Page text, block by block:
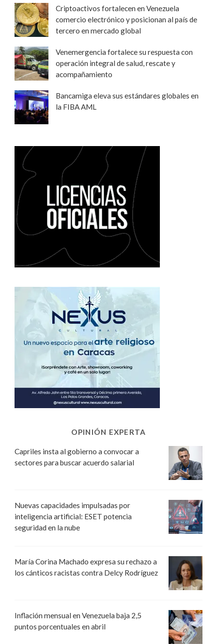
Criptoactivos fortalecen en Venezuela
comercio electrónico y posicionan al país de
tercero en mercado global
Venemergencia fortalece su respuesta con
operación integral de salud, rescate y
acompañamiento
Bancamiga eleva sus estándares globales en
la FIBA AML
OPINIÓN EXPERTA
Capriles insta al gobierno a convocar a
sectores para buscar acuerdo salarial
Nuevas capacidades impulsadas por
inteligencia artificial: ESET potencia
seguridad en la nube
María Corina Machado expresa su rechazo a
los cánticos racistas contra Delcy Rodríguez
Inflación mensual en Venezuela baja 2,5
puntos porcentuales en abril